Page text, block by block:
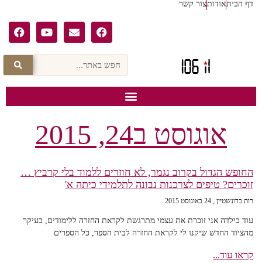
דף הביתאודותצור קשר
אוגוסט ב24, 2015
החופש הגדול בקרוב נגמר, לא חוזרים ללמוד בלי קרביץ …
זוכרים? טיפים לצרכנות נבונה לתלמידי כיתה א'
רות ברונשטיין 24 באוגוסט 2015
עוד כילדה אני זוכרת את עצמי מתרגשת לקראת החזרה ללימודים, בעיקר
מהציוד החדש שיקנו לי לקראת החזרה לבית הספר, כל הספרים
קראו עוד...